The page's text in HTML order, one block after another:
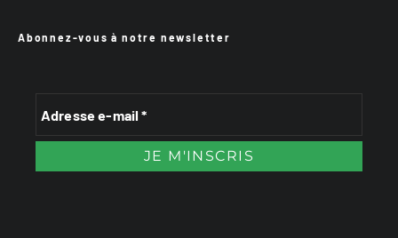
Abonnez-vous à notre newsletter